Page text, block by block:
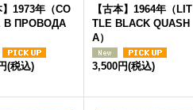
】1973年（СО
B ПРОВОДА
(税込)
【古本】1964年（LIT
TLE BLACK QUASH
A）
3,500円(税込)